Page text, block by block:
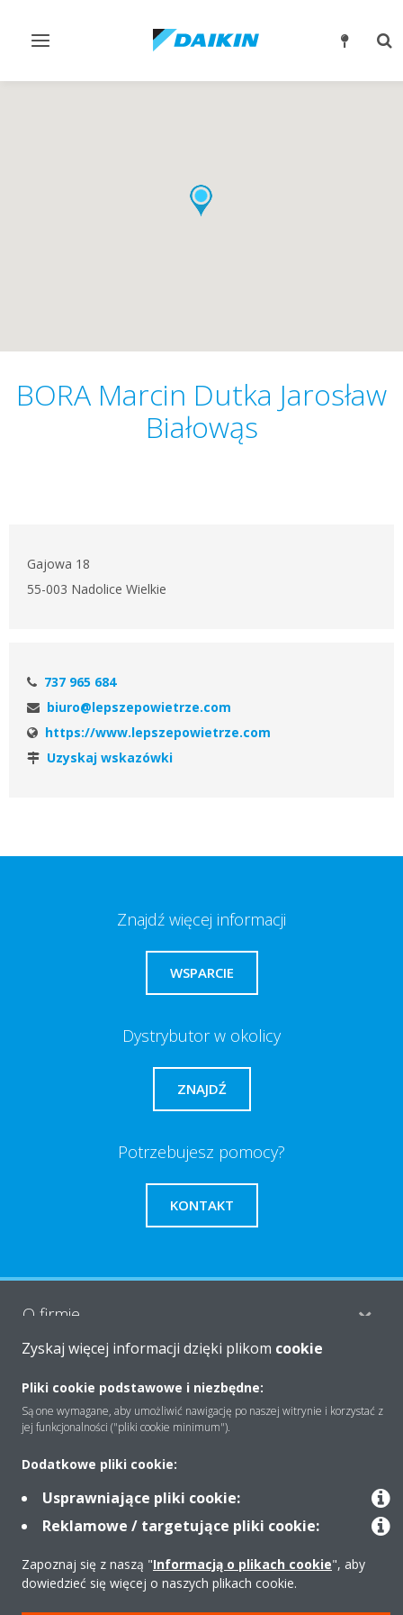
Przełącz
BORA Marcin Dutka Jarosław
Białowąs
Gajowa 18
55-003 Nadolice Wielkie
737 965 684
biuro@lepszepowietrze.com
https://www.lepszepowietrze.com
Uzyskaj wskazówki
Znajdź więcej informacji
WSPARCIE
Dystrybutor w okolicy
ZNAJDŹ
Potrzebujesz pomocy?
KONTAKT
O firmie
Rozwiązania
Produkty
Copyright © Daikin
Zyskaj więcej informacji dzięki plikom cookie
Pliki cookie podstawowe i niezbędne:
Są one wymagane, aby umożliwić nawigację po naszej witrynie i korzystać z
jej funkcjonalności ("pliki cookie minimum").
Dodatkowe pliki cookie:
Usprawniające pliki cookie:
Reklamowe / targetujące pliki cookie:
Zapoznaj się z naszą "Informacją o plikach cookie", aby
dowiedzieć się więcej o naszych plikach cookie.